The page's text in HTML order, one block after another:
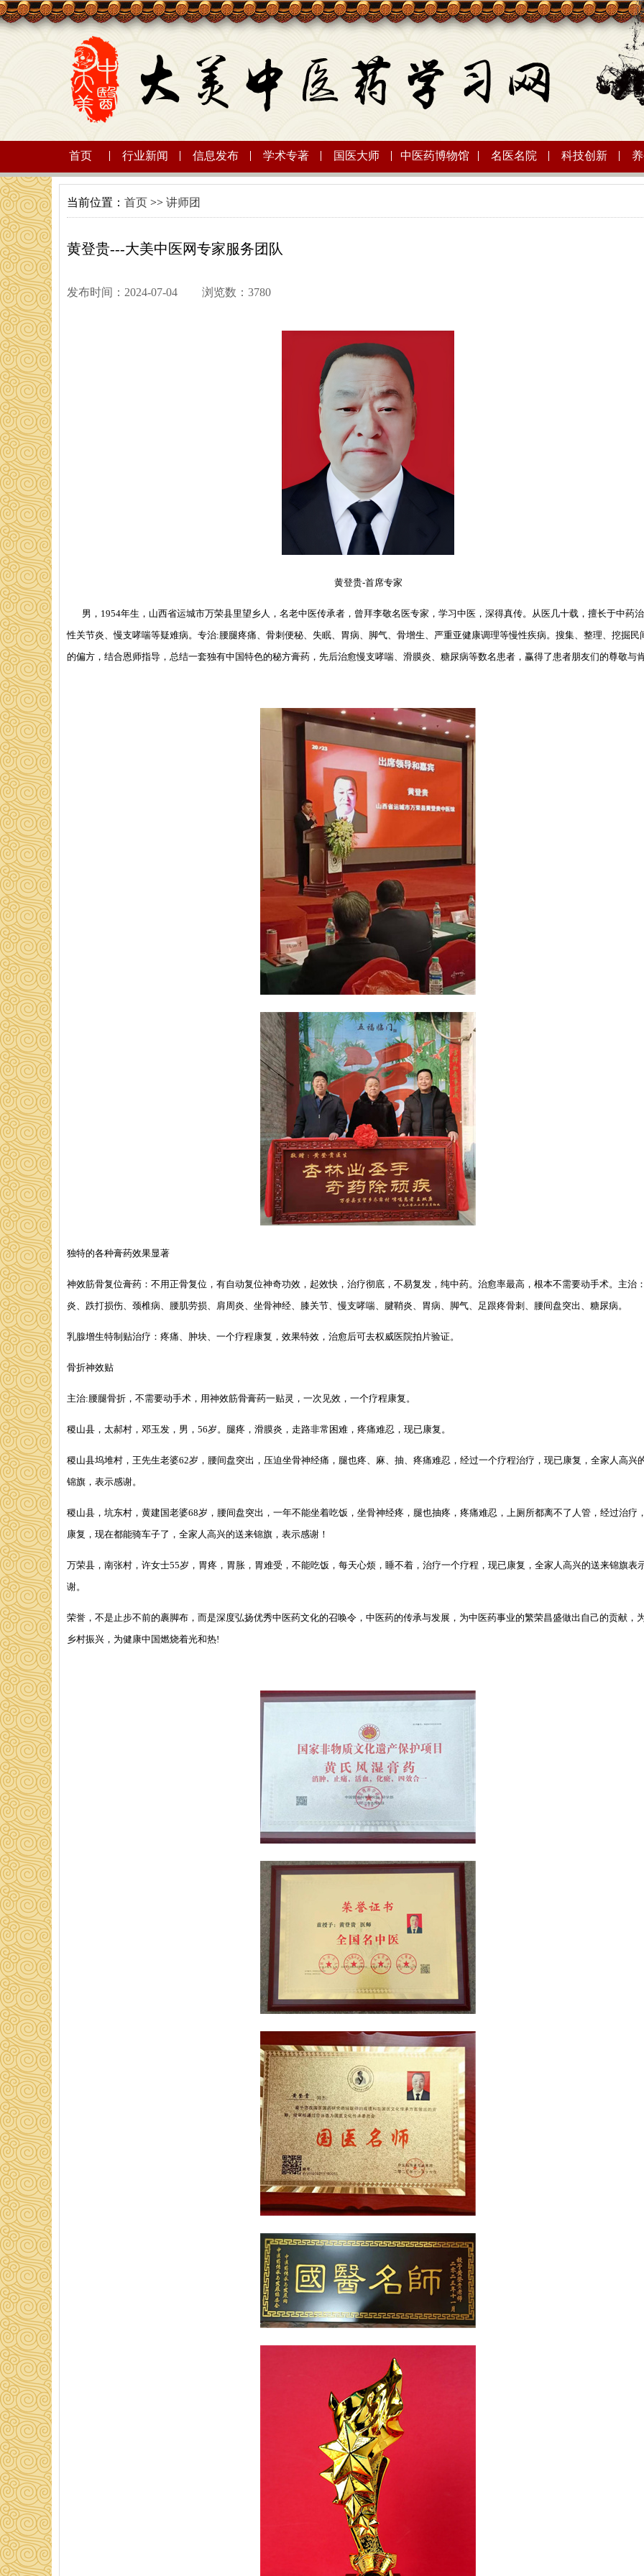
首页 行业新闻 信息发布 学术专著 国医大师 中医药博物馆 名医名院 科技创新
当前位置： 首页 >> 讲师团
黄登贵---大美中医网专家服务团队
发布时间：2024-07-04 浏览数：3780
黄登贵-首席专家
男，1954年生，山西省运城市万荣县里望乡人，名老中医传承者，曾拜李敬名医专家，学习中医，深得真传。从医几十载，擅长于中药
性关节炎、慢支哮喘等疑难病。专治:腰腿疼痛、骨刺便秘、失眠、胃病、脚气、骨增生、严重亚健康调理等慢性疾病。搜集、整理、挖掘民
的偏方，结合恩师指导，总结一套独有中国特色的秘方膏药，先后治愈慢支哮喘、滑膜炎、糖尿病等数名患者，赢得了患者朋友们的尊敬与
独特的各种膏药效果显著
神效筋骨复位膏药：不用正骨复位，有自动复位神奇功效，起效快，治疗彻底，不易复发，纯中药。治愈率最高，根本不需要动手术。主治
炎、跌打损伤、颈椎病、腰肌劳损、肩周炎、坐骨神经、膝关节、慢支哮喘、腱鞘炎、胃病、脚气、足跟疼骨刺、腰间盘突出、糖尿病。
乳腺增生特制贴治疗：疼痛、肿块、一个疗程康复，效果特效，治愈后可去权威医院拍片验证。
骨折神效贴
主治:腰腿骨折，不需要动手术，用神效筋骨膏药一贴灵，一次见效，一个疗程康复。
稷山县，太郝村，邓玉发，男，56岁。腿疼，滑膜炎，走路非常困难，疼痛难忍，现已康复。
稷山县坞堆村，王先生老婆62岁，腰间盘突出，压迫坐骨神经痛，腿也疼、麻、抽、疼痛难忍，经过一个疗程治疗，现已康复，全家人高兴
锦旗，表示感谢。
稷山县，坑东村，黄建国老婆68岁，腰间盘突出，一年不能坐着吃饭，坐骨神经疼，腿也抽疼，疼痛难忍，上厕所都离不了人管，经过治疗
康复，现在都能骑车子了，全家人高兴的送来锦旗，表示感谢！
万荣县，南张村，许女士55岁，胃疼，胃胀，胃难受，不能吃饭，每天心烦，睡不着，治疗一个疗程，现已康复，全家人高兴的送来锦旗表
谢。
荣誉，不是止步不前的裹脚布，而是深度弘扬优秀中医药文化的召唤令，中医药的传承与发展，为中医药事业的繁荣昌盛做出自己的贡献，
乡村振兴，为健康中国燃烧着光和热!